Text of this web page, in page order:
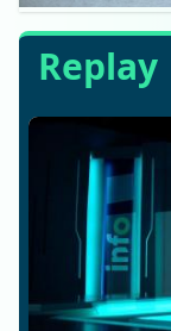
Replay